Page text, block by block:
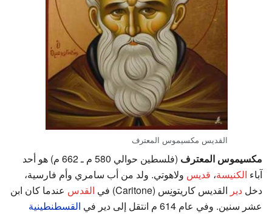
القديس مكسيموس المعترف
مكسيموس المعترف
(فلسطين حوالي 580 م ـ 662 م) هو أحد
آباء الكنيسة، قديس ولاهوتي. ولد من أب سامري وأم فارسية،
دخل دير القديس كاريتونِس (Caritone) في القدس عندما كان ابن
عشر سنين. وفي عام 614 م انتقل إلى دير في
القسطنطينية